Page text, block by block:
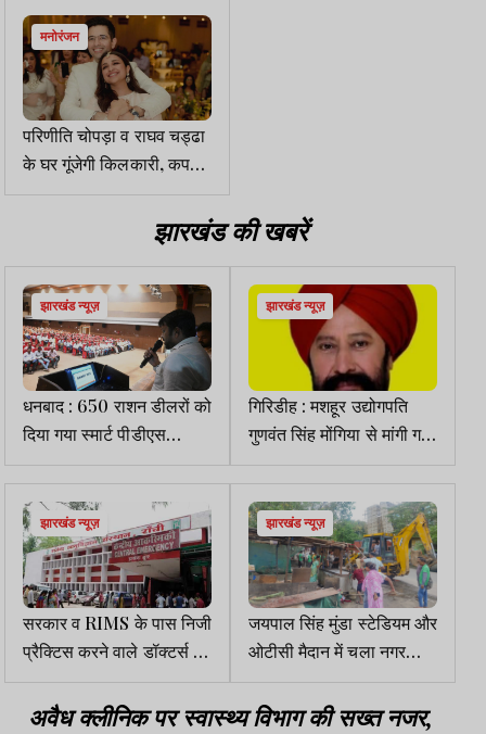
मनोरंजन
परिणीति चोपड़ा व राघव चड्ढा
के घर गूंजेगी किलकारी, कपल
ने शेयर की गुड न्यूज
झारखंड की खबरें
झारखंड न्यूज़
धनबाद : 650 राशन डीलरों को
दिया गया स्मार्ट पीडीएस
सिस्टम का प्रशिक्षण
झारखंड न्यूज़
गिरिडीह : मशहूर उद्योगपति
गुणवंत सिंह मोंगिया से मांगी गई
20 लाख की रंगदारी, FIR दर्ज
झारखंड न्यूज़
सरकार व RIMS के पास निजी
प्रैक्टिस करने वाले डॉक्टर्स के
खिलाफ कार्रवाई करने की इच्छा
शक्ति ही नहीं
झारखंड न्यूज़
जयपाल सिंह मुंडा स्टेडियम और
ओटीसी मैदान में चला नगर
निगम का बुलडोजर
अवैध क्लीनिक पर स्वास्थ्य विभाग की सख्त नजर,